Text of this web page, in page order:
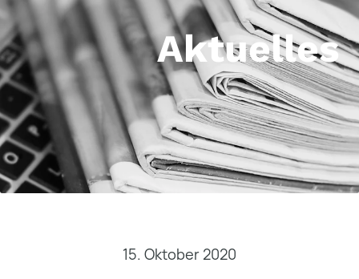
Aktuelles
15. Oktober 2020